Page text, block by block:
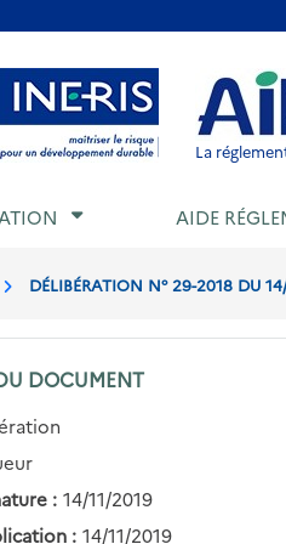
au menu Aller au
La
AIDE
DÉLIBÉRATION N° 29-2018 DU
DOCUMENT
: 14/11/2019
: 14/11/2019